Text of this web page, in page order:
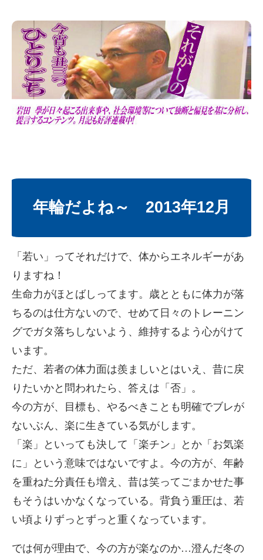
年輪だよね～ 2013年12月
「若い」ってそれだけで、体からエネルギーがあ
りますね！
生命力がほとばしってます。歳とともに体力が落
ちるのは仕方ないので、せめて日々のトレーニン
グでガタ落ちしないよう、維持するよう心がけて
います。
ただ、若者の体力面は羨ましいとはいえ、昔に戻
りたいかと問われたら、答えは「否」。
今の方が、目標も、やるべきことも明確でブレが
ないぶん、楽に生きている気がします。
「楽」といっても決して「楽チン」とか「お気楽
に」という意味ではないですよ。今の方が、年齢
を重ねた分責任も増え、昔は笑ってごまかせた事
もそうはいかなくなっている。背負う重圧は、若
い頃よりずっとずっと重くなっています。
では何が理由で、今の方が楽なのか…澄んだ冬の